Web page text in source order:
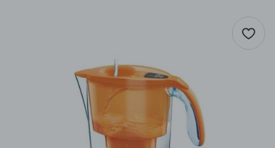
VRT I ALATI
Klik supermarket
Sport i slobodno vrijeme